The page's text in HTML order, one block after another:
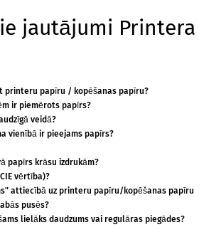
jautājumi Printera
printeru papīru / kopēšanas papīru?
ir piemērots papīrs?
veidā?
vienībā ir pieejams papīrs?
papīrs krāsu izdrukām?
vērtība)?
attiecībā uz printeru papīru/kopēšanas papīru
pusēs?
lielāks daudzums vai regulāras piegādes?